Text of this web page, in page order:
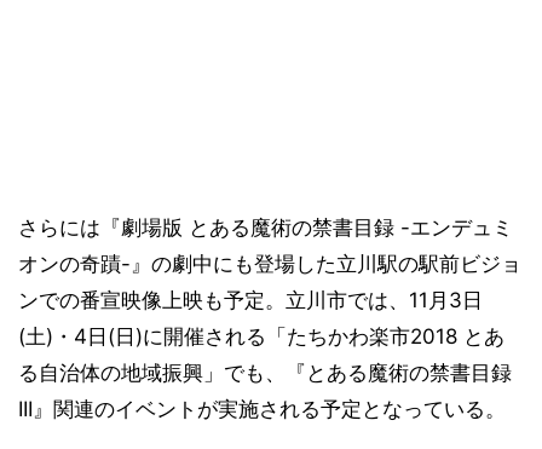
さらには『劇場版 とある魔術の禁書目録 -エンデュミ
オンの奇蹟-』の劇中にも登場した立川駅の駅前ビジョ
ンでの番宣映像上映も予定。立川市では、11月3日
(土)・4日(日)に開催される「たちかわ楽市2018 とあ
る自治体の地域振興」でも、『とある魔術の禁書目録
III』関連のイベントが実施される予定となっている。